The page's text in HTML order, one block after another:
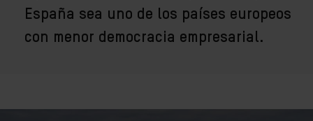
España sea uno de los países europeos
con menor democracia empresarial.